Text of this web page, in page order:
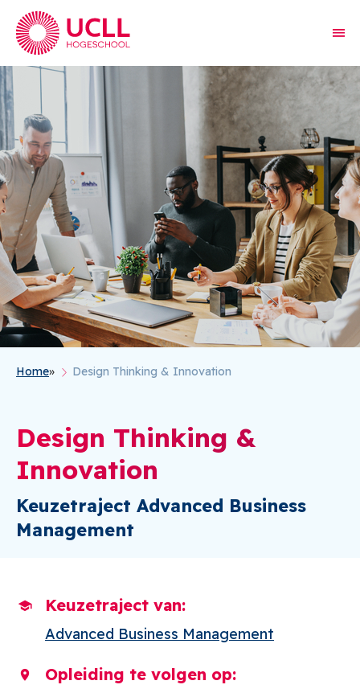
Kruimelpad
Home Design Thinking & Innovation
Design Thinking &
Innovation
Keuzetraject Advanced Business
Management
Keuzetraject van
Advanced Business Management
Opleiding te volgen op